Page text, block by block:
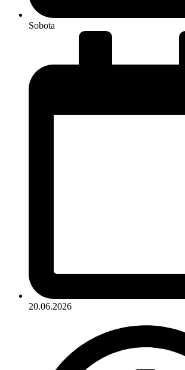
Sobota
20.06.2026